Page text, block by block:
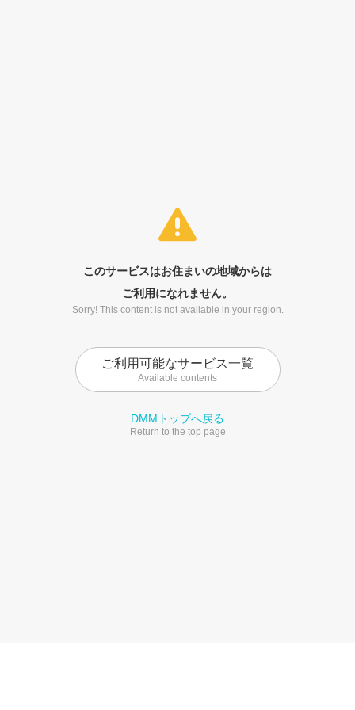
このサービスはお住まいの地域からは
ご利用になれません。
Sorry! This content is not available in your region.
ご利用可能なサービス一覧
Available contents
DMMトップへ戻る
Return to the top page